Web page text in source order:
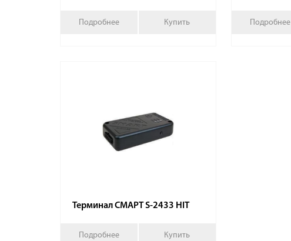
Подробнее Купить Подробнее
Терминал СМАРТ S-2433 HIT
Подробнее Купить